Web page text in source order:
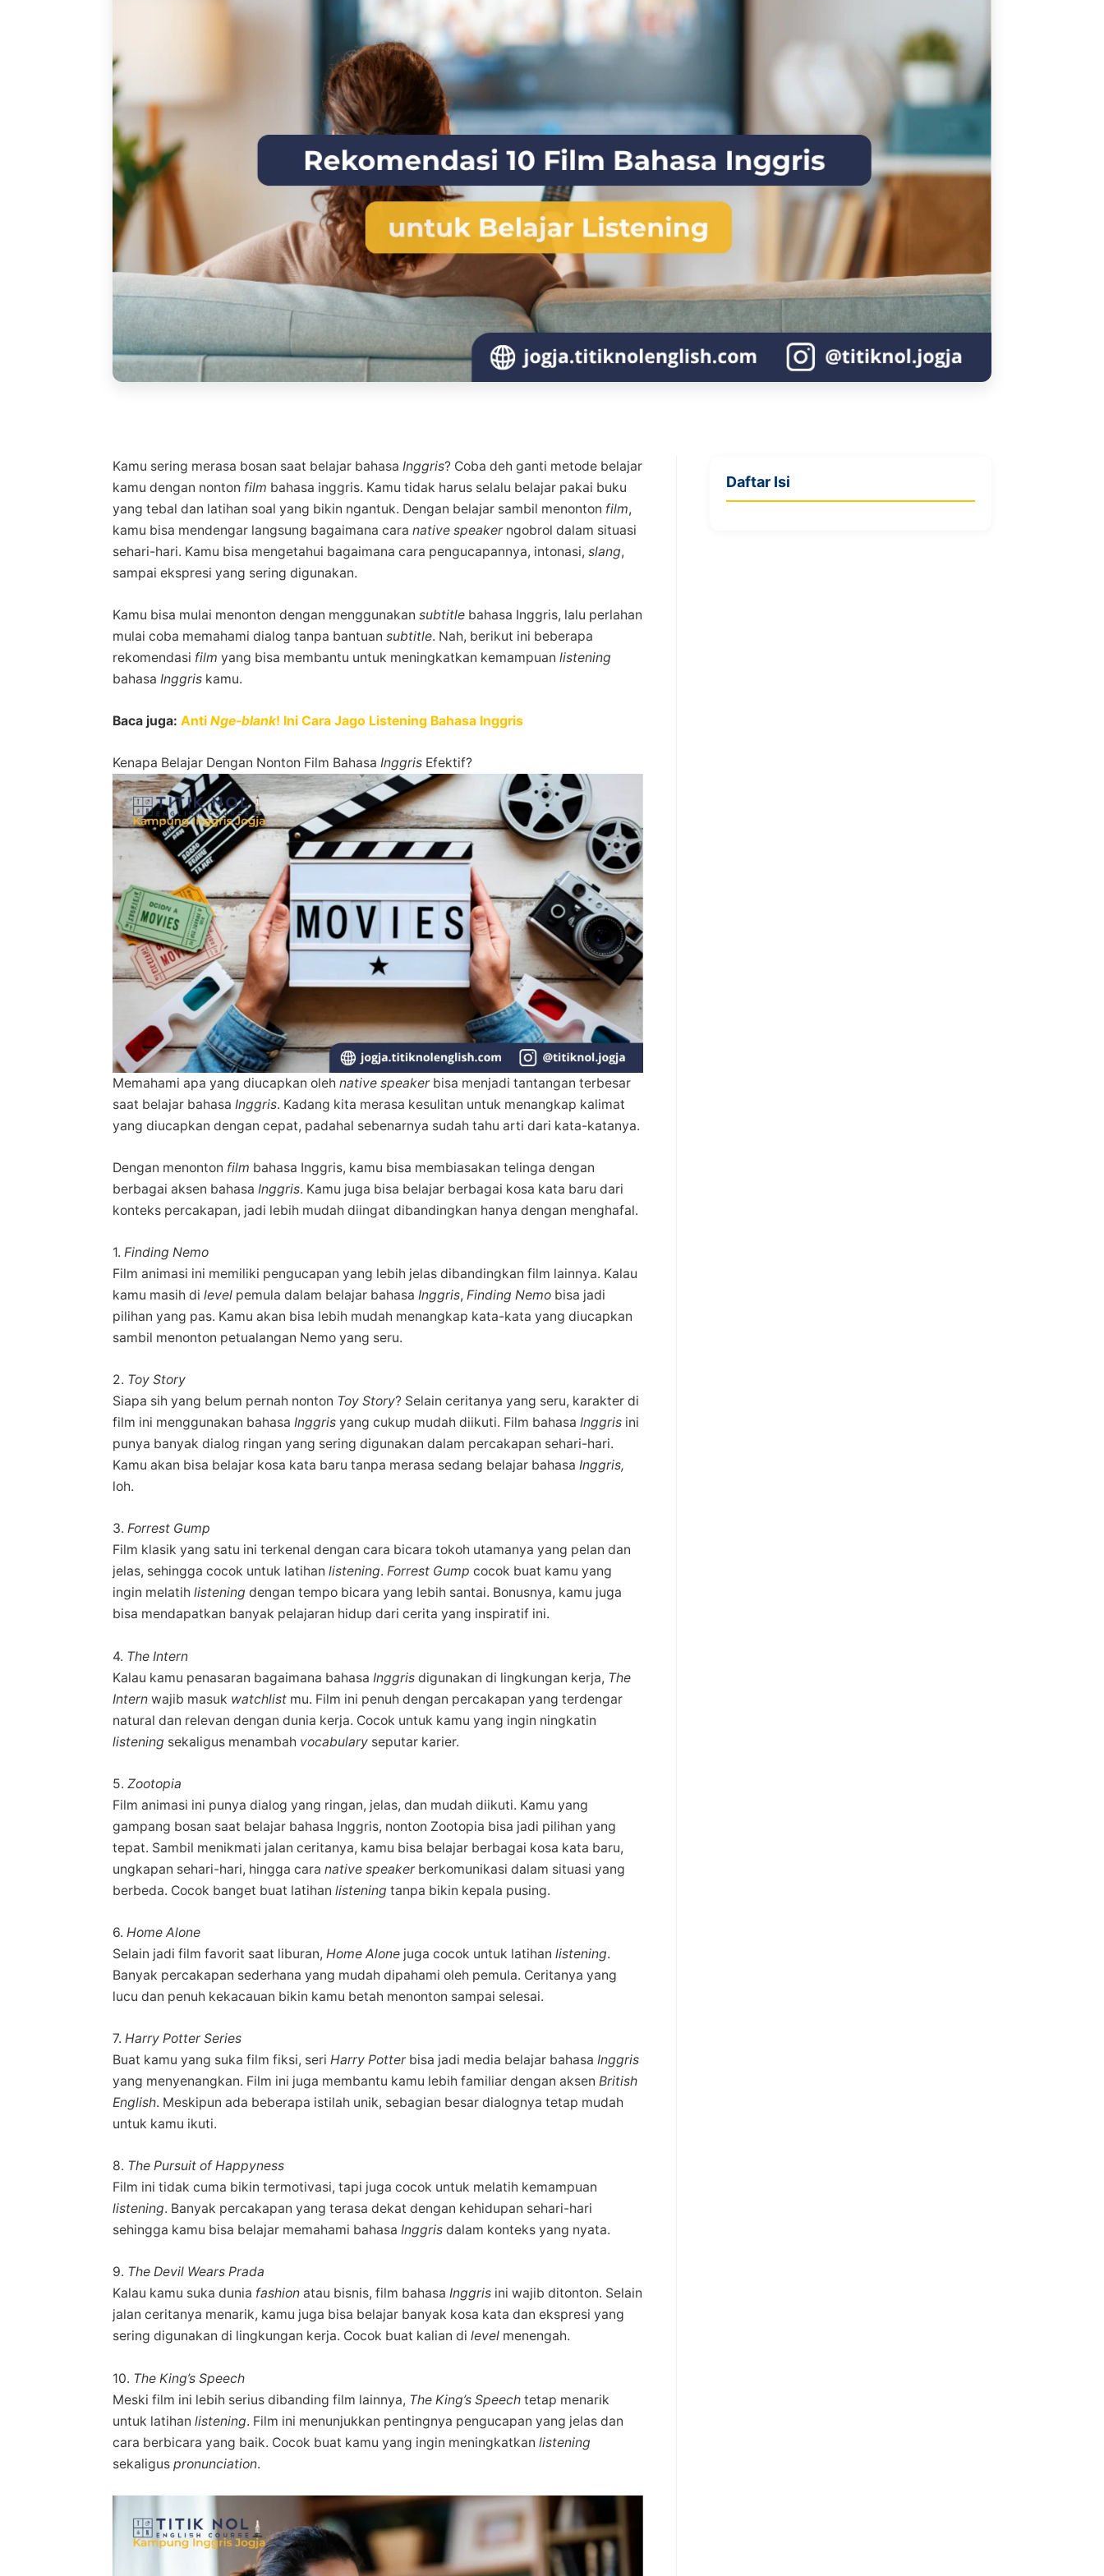
Kamu sering merasa bosan saat belajar bahasa Inggris? Coba deh ganti metode belajar
kamu dengan nonton film bahasa inggris. Kamu tidak harus selalu belajar pakai buku
yang tebal dan latihan soal yang bikin ngantuk. Dengan belajar sambil menonton film,
kamu bisa mendengar langsung bagaimana cara native speaker ngobrol dalam situasi
sehari-hari. Kamu bisa mengetahui bagaimana cara pengucapannya, intonasi, slang,
sampai ekspresi yang sering digunakan.
Kamu bisa mulai menonton dengan menggunakan subtitle bahasa Inggris, lalu perlahan
mulai coba memahami dialog tanpa bantuan subtitle. Nah, berikut ini beberapa
rekomendasi film yang bisa membantu untuk meningkatkan kemampuan listening
bahasa Inggris kamu.
Baca juga: Anti Nge-blank! Ini Cara Jago Listening Bahasa Inggris
Kenapa Belajar Dengan Nonton Film Bahasa Inggris Efektif?
Memahami apa yang diucapkan oleh native speaker bisa menjadi tantangan terbesar
saat belajar bahasa Inggris. Kadang kita merasa kesulitan untuk menangkap kalimat
yang diucapkan dengan cepat, padahal sebenarnya sudah tahu arti dari kata-katanya.
Dengan menonton film bahasa Inggris, kamu bisa membiasakan telinga dengan
berbagai aksen bahasa Inggris. Kamu juga bisa belajar berbagai kosa kata baru dari
konteks percakapan, jadi lebih mudah diingat dibandingkan hanya dengan menghafal.
1. Finding Nemo
Film animasi ini memiliki pengucapan yang lebih jelas dibandingkan film lainnya. Kalau
kamu masih di level pemula dalam belajar bahasa Inggris, Finding Nemo bisa jadi
pilihan yang pas. Kamu akan bisa lebih mudah menangkap kata-kata yang diucapkan
sambil menonton petualangan Nemo yang seru.
2. Toy Story
Siapa sih yang belum pernah nonton Toy Story? Selain ceritanya yang seru, karakter di
film ini menggunakan bahasa Inggris yang cukup mudah diikuti. Film bahasa Inggris ini
punya banyak dialog ringan yang sering digunakan dalam percakapan sehari-hari.
Kamu akan bisa belajar kosa kata baru tanpa merasa sedang belajar bahasa Inggris,
loh.
3. Forrest Gump
Film klasik yang satu ini terkenal dengan cara bicara tokoh utamanya yang pelan dan
jelas, sehingga cocok untuk latihan listening. Forrest Gump cocok buat kamu yang
ingin melatih listening dengan tempo bicara yang lebih santai. Bonusnya, kamu juga
bisa mendapatkan banyak pelajaran hidup dari cerita yang inspiratif ini.
4. The Intern
Kalau kamu penasaran bagaimana bahasa Inggris digunakan di lingkungan kerja, The
Intern wajib masuk watchlist mu. Film ini penuh dengan percakapan yang terdengar
natural dan relevan dengan dunia kerja. Cocok untuk kamu yang ingin ningkatin
listening sekaligus menambah vocabulary seputar karier.
5. Zootopia
Film animasi ini punya dialog yang ringan, jelas, dan mudah diikuti. Kamu yang
gampang bosan saat belajar bahasa Inggris, nonton Zootopia bisa jadi pilihan yang
tepat. Sambil menikmati jalan ceritanya, kamu bisa belajar berbagai kosa kata baru,
ungkapan sehari-hari, hingga cara native speakerberkomunikasi dalam situasi yang
berbeda. Cocok banget buat latihan listening tanpa bikin kepala pusing.
6. Home Alone
Selain jadi film favorit saat liburan, Home Alone juga cocok untuk latihan listening.
Banyak percakapan sederhana yang mudah dipahami oleh pemula. Ceritanya yang
lucu dan penuh kekacauan bikin kamu betah menonton sampai selesai.
7. Harry Potter Series
Buat kamu yang suka film fiksi, seri Harry Potterbisa jadi media belajar bahasa Inggris
yang menyenangkan. Film ini juga membantu kamu lebih familiar dengan aksen British
English. Meskipun ada beberapa istilah unik, sebagian besar dialognya tetap mudah
untuk kamu ikuti.
8. The Pursuit of Happyness
Film ini tidak cuma bikin termotivasi, tapi juga cocok untuk melatih kemampuan
listening. Banyak percakapan yang terasa dekat dengan kehidupan sehari-hari
sehingga kamu bisa belajar memahami bahasa Inggris dalam konteks yang nyata.
9. The Devil Wears Prada
Kalau kamu suka dunia fashion atau bisnis, film bahasa Inggris ini wajib ditonton. Selain
jalan ceritanya menarik, kamu juga bisa belajar banyak kosa kata dan ekspresi yang
sering digunakan di lingkungan kerja. Cocok buat kalian di level menengah.
10. The King’s Speech
Meski film ini lebih serius dibanding film lainnya, The King’s Speech tetap menarik
untuk latihan listening. Film ini menunjukkan pentingnya pengucapan yang jelas dan
cara berbicara yang baik. Cocok buat kamu yang ingin meningkatkan listening
sekaligus pronunciation.
Daftar Isi